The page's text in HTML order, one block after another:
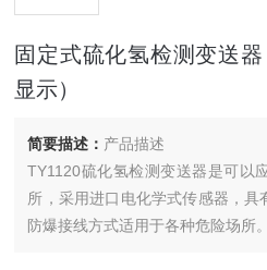
固定式硫化氢检测变送
显示）
简要描述： 产品描述
TY1120硫化氢检测变送器是可以
所，采用进口电化学式传感器，具
防爆接线方式适用于各种危险场所。